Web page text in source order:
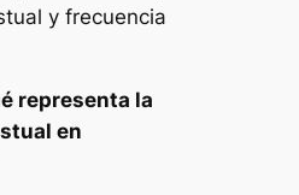
y frecuencia
representa la
en